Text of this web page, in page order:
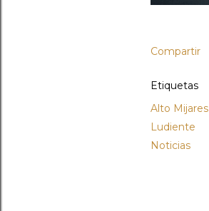
Compartir
Etiquetas
Alto Mijares
Ludiente
Noticias